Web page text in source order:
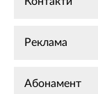
Реклама
Абонамент